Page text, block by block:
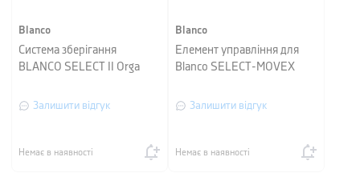
Blanco
Система зберігання
BLANCO SELECT II Orga
Залишити відгук
Немає в наявності
Blanco
Елемент управління для
Blanco SELECT-MOVEX
Залишити відгук
Немає в наявності